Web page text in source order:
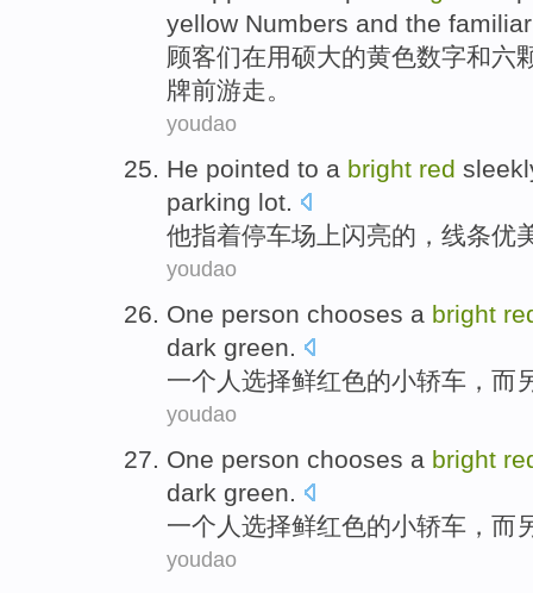
yellow Numbers and the
顾客们在用硕大的黄色数字和六
牌前游走。
youdao
He pointed to a bright red
parking lot.
他指着停车场 上闪亮的，线条优
youdao
One person chooses a bright
dark green.
一个人 选择鲜红色的小轿车 ， 而
youdao
One person chooses a bright
dark green.
一个人 选择鲜红色的小轿车 ， 而
youdao